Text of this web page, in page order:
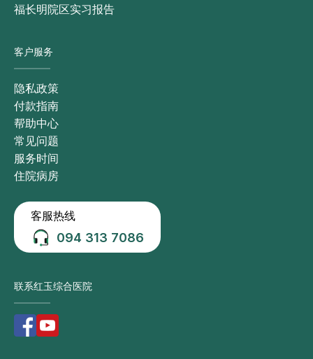
福长明院区实习报告
客户服务
隐私政策
付款指南
帮助中心
常见问题
服务时间
住院病房
客服热线
094 313 7086
联系红玉综合医院